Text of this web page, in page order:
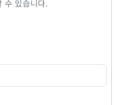
수 있습니다.